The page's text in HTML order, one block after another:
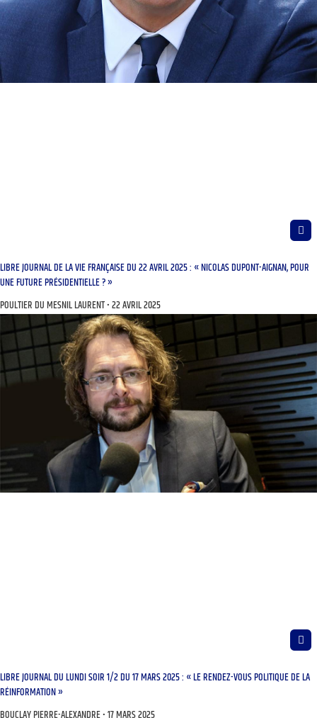
LIBRE JOURNAL DE LA VIE FRANÇAISE DU 22 AVRIL 2025 : « NICOLAS DUPONT-AIGNAN, POUR
UNE FUTURE PRÉSIDENTIELLE ? »
POULTIER DU MESNIL LAURENT 22 AVRIL 2025
LIBRE JOURNAL DU LUNDI SOIR 1/2 DU 17 MARS 2025 : « LE RENDEZ-VOUS POLITIQUE DE LA
RÉINFORMATION »
BOUCLAY PIERRE-ALEXANDRE 17 MARS 2025